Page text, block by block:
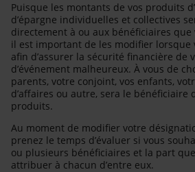
Puisque les montants de vos produits
d’épargne individuelles et collectives
directement à ou aux bénéficiaires que
il est important de les modifier lorsque
afin d’assurer la sécurité financière de
d’événement malheureux. À vous de
parents, votre conjoint, vos enfants,
d’affaires ou autre, sera le bénéficiaire
produits.
Au moment de modifier votre
prenez le temps d’évaluer si vous
ou plusieurs bénéficiaires et la part
attribuer à chacun d’entre eux.